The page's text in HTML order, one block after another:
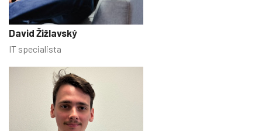
David Žižlavský
IT specialista